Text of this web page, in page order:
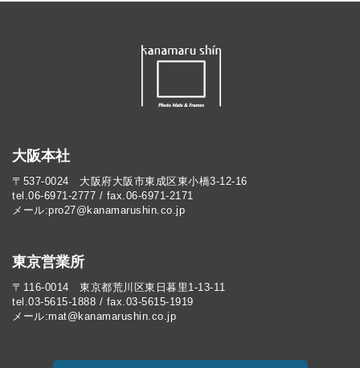
大阪本社
〒537-0024 大阪府大阪市東成区東小橋3-12-16
tel.06-6971-2777 / fax.06-6971-2171
メール:pro27@kanamarushin.co.jp​
東京営業所
〒116-0014 東京都荒川区東日暮里1-13-11
tel.03-5615-1888 / fax.03-5615-1919
メール:mat@kanamarushin.co.jp